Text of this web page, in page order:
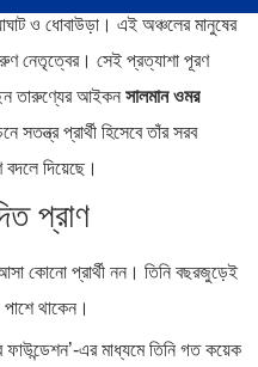
ও ধোবাউড়া। এই অঞ্চলের মানুষের
নেতৃত্বের। সেই প্রত্যাশা পূরণ
তারুণ্যের আইকন সালমান ওমর
প্রার্থী হিসেবে তাঁর সরব
বদলে দিয়েছে।
প্রাণ
কোনো প্রার্থী নন। তিনি বছরজুড়েই
থাকেন।
ফাউন্ডেশন’-এর মাধ্যমে তিনি গত কয়েক